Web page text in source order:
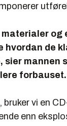
og
hvordan de
sier mannen
forbauset.
vi en
enn